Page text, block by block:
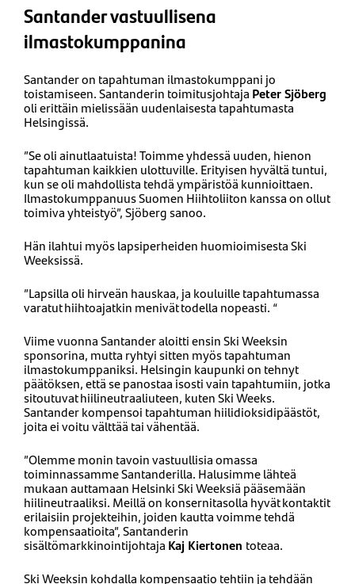
Santander vastuullisena
ilmastokumppanina
Santander on tapahtuman ilmastokumppani jo
toistamiseen. Santanderin toimitusjohtaja Peter Sjöberg
oli erittäin mielissään uudenlaisesta tapahtumasta
Helsingissä.
”Se oli ainutlaatuista! Toimme yhdessä uuden, hienon
tapahtuman kaikkien ulottuville. Erityisen hyvältä tuntui,
kun se oli mahdollista tehdä ympäristöä kunnioittaen.
Ilmastokumppanuus Suomen Hiihtoliiton kanssa on ollut
toimiva yhteistyö”, Sjöberg sanoo.
Hän ilahtui myös lapsiperheiden huomioimisesta Ski
Weeksissä.
”Lapsilla oli hirveän hauskaa, ja kouluille tapahtumassa
varatut hiihtoajatkin menivät todella nopeasti. “
Viime vuonna Santander aloitti ensin Ski Weeksin
sponsorina, mutta ryhtyi sitten myös tapahtuman
ilmastokumppaniksi. Helsingin kaupunki on tehnyt
päätöksen, että se panostaa isosti vain tapahtumiin, jotka
sitoutuvat hiilineutraaliuteen, kuten Ski Weeks.
Santander kompensoi tapahtuman hiilidioksidipäästöt,
joita ei voitu välttää tai vähentää.
”Olemme monin tavoin vastuullisia omassa
toiminnassamme Santanderilla. Halusimme lähteä
mukaan auttamaan Helsinki Ski Weeksiä pääsemään
hiilineutraaliksi. Meillä on konsernitasolla hyvät kontaktit
erilaisiin projekteihin, joiden kautta voimme tehdä
kompensaatioita”, Santanderin
sisältömarkkinointijohtaja Kaj Kiertonen toteaa.
Ski Weeksin kohdalla kompensaatio tehtiin ja tehdään